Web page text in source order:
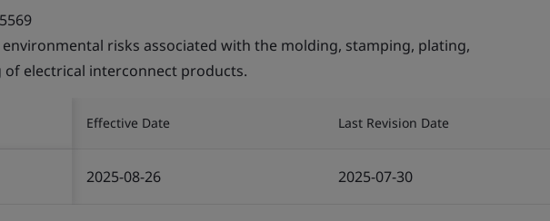
risks associated with the molding, stamping, plating,
of electrical interconnect products.
Effective Date Last Revision Date
2025-08-26 2025-07-30